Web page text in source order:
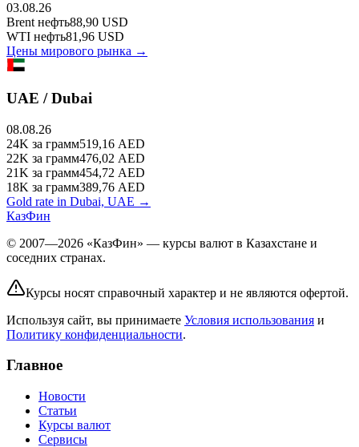
03.08.26
Brent нефть88,90 USD
WTI нефть81,96 USD
Цены мирового рынка →
UAE / Dubai
08.08.26
24K за грамм519,16 AED
22K за грамм476,02 AED
21K за грамм454,72 AED
18K за грамм389,76 AED
Gold rate in Dubai, UAE →
КазФин
© 2007—2026 «КазФин» — курсы валют в Казахстане и
соседних странах.
Курсы носят справочный характер и не являются офертой.
Используя сайт, вы принимаете Условия использования и
Политику конфиденциальности.
Главное
Новости
Статьи
Курсы валют
Сервисы